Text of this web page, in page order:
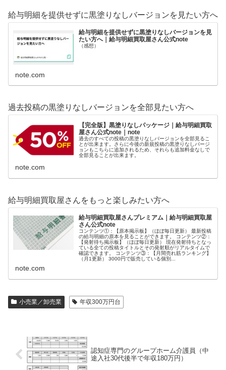
給与明細を提供せずに黒塗りなしバージョンを見たい方へ
給与明細を提供せずに黒塗りなしバージョンを見
たい方へ｜給与明細買取屋さん公式note
（感想）
note.com
過去投稿の黒塗りなしバージョンを全部見たい方へ
【完全版】黒塗りなしパッケージ｜給与明細買取
屋さん公式note｜note
過去のすべての投稿の黒塗りなしバージョンを全部見るこ
とが出来ます。さらに今後の新規投稿の黒塗りなしバージ
ョンもこちらに追加されるため、それらも追加料金なしで
全部見ることが出来ます。
note.com
給与明細買取屋さんをもっと楽しみたい方へ
給与明細買取屋さんプレミアム｜給与明細買取屋
さん公式note
コンテンツ①：【原本掲示板】（ほぼ毎日更新） 最新投稿
の給与明細の原本を見ることができます。 コンテンツ②：
【発射待ち掲示板】（ほぼ毎日更新） 現在発射待ちとなっ
ている全ての投稿タイトルとその発射順がリアルタイムで
確認できます。 コンテンツ③：【月間売れ筋ランキング】
（月1更新） 3000円で販売している個別...
note.com
小売業／卸売業 年収300万円台
認知症専門のグループホーム介護員（中
途入社30代後半で年収180万円）